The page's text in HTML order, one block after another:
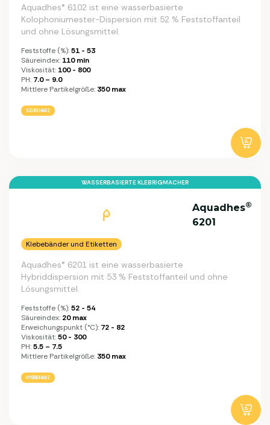
Aquadhes® 6102 ist eine wasserbasierte
Kolophoniumester-Dispersion mit 52 % Feststoffanteil
und ohne Lösungsmittel.
Feststoffe (%):51 - 53
Säureindex: 110 min
Viskosität: 100 - 800
PH: 7.0 – 9.0
Mittlere Partikelgröße: 350 max
SÄUREHARZ
WASSERBASIERTE KLEBRIGMACHER
Aquadhes®
6201
Klebebänder und Etiketten
Aquadhes® 6201 ist eine wasserbasierte
Hybriddispersion mit 53 % Feststoffanteil und ohne
Lösungsmittel.
Feststoffe (%):52 - 54
Säureindex: 20 max
Erweichungspunkt (°C): 72 - 82
Viskosität:50 - 300
PH:5.5 – 7.5
Mittlere Partikelgröße: 350 max
HYBRIDHARZ